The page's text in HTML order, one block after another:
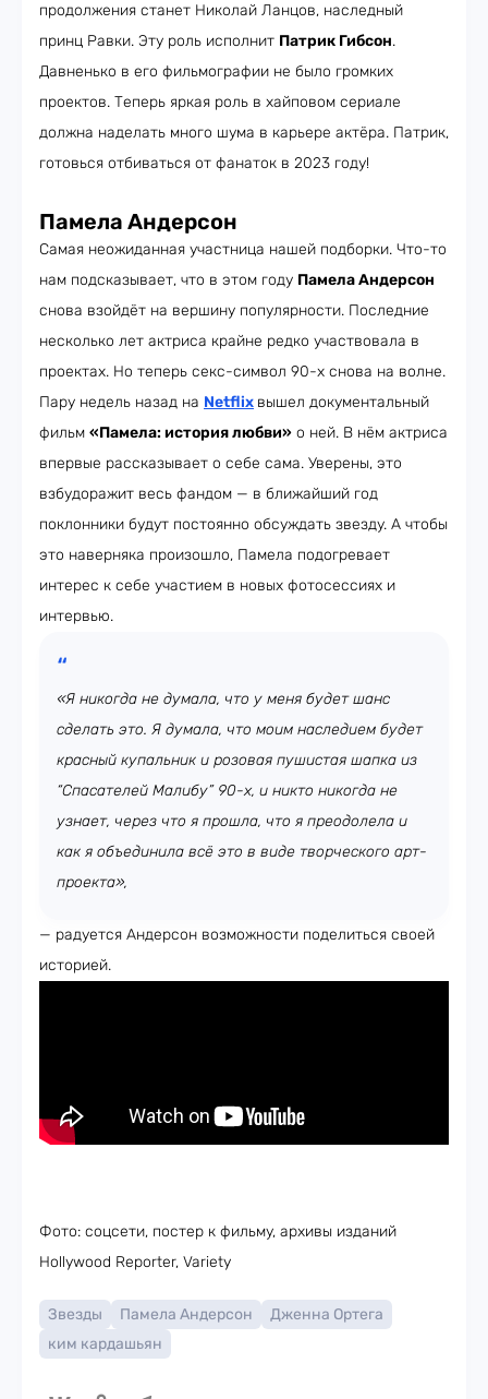
продолжения станет Николай Ланцов, наследный
принц Равки. Эту роль исполнит Патрик Гибсон.
Давненько в его фильмографии не было громких
проектов. Теперь яркая роль в хайповом сериале
должна наделать много шума в карьере актёра. Патрик,
готовься отбиваться от фанаток в 2023 году!
Памела Андерсон
Самая неожиданная участница нашей подборки. Что-то
нам подсказывает, что в этом году Памела Андерсон
снова взойдёт на вершину популярности. Последние
несколько лет актриса крайне редко участвовала в
проектах. Но теперь секс-символ 90-х снова на волне.
Пару недель назад на Netflix вышел документальный
фильм «Памела: история любви» о ней. В нём актриса
впервые рассказывает о себе сама. Уверены, это
взбудоражит весь фандом — в ближайший год
поклонники будут постоянно обсуждать звезду. А чтобы
это наверняка произошло, Памела подогревает
интерес к себе участием в новых фотосессиях и
интервью.
«Я никогда не думала, что у меня будет шанс
сделать это. Я думала, что моим наследием будет
красный купальник и розовая пушистая шапка из
“Спасателей Малибу” 90-х, и никто никогда не
узнает, через что я прошла, что я преодолела и
как я объединила всё это в виде творческого арт-
проекта»,
— радуется Андерсон возможности поделиться своей
историей.
Фото: соцсети, постер к фильму, архивы изданий
Hollywood Reporter, Variety
Звезды Памела Андерсон
Дженна Ортега
ким кардашьян